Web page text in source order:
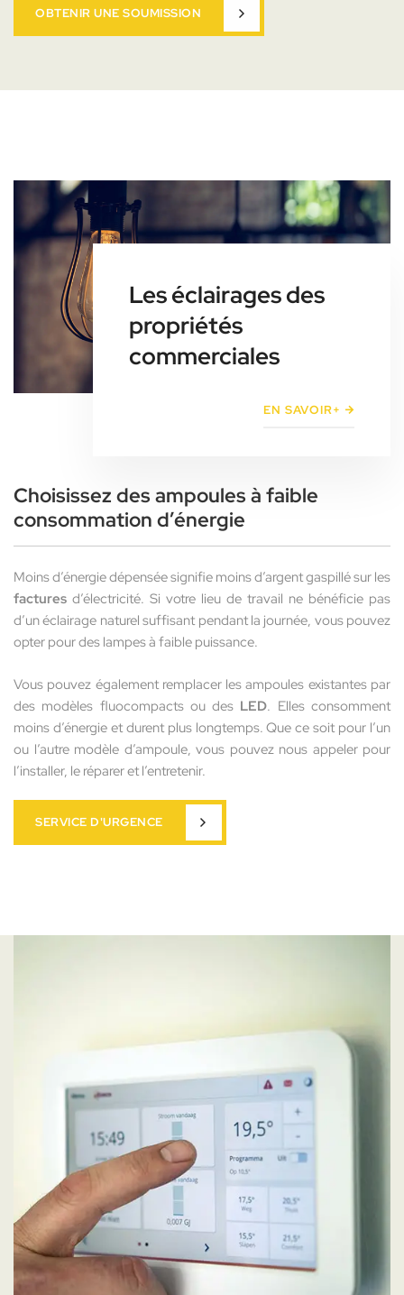
OBTENIR UNE SOUMISSION
Les éclairages des
propriétés
commerciales
EN SAVOIR+
Choisissez des ampoules à faible
consommation d’énergie
Moins d’énergie dépensée signifie moins d’argent gaspillé sur les
factures d’électricité. Si votre lieu de travail ne bénéficie pas
d’un éclairage naturel suffisant pendant la journée, vous pouvez
opter pour des lampes à faible puissance.
Vous pouvez également remplacer les ampoules existantes par
des modèles fluocompacts ou des LED. Elles consomment
moins d’énergie et durent plus longtemps. Que ce soit pour l’un
ou l’autre modèle d’ampoule, vous pouvez nous appeler pour
l’installer, le réparer et l’entretenir.
SERVICE D'URGENCE